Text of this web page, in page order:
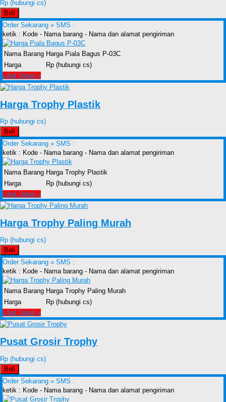
Rp (hubungi cs)
Beli
Order Sekarang » SMS :
ketik : Kode - Nama barang - Nama dan alamat pengiriman
Nama Barang Harga Piala Bagus P-03C
Harga
Rp (hubungi cs)
Lihat Detail »
Harga Trophy Plastik
Rp (hubungi cs)
Beli
Order Sekarang » SMS :
ketik : Kode - Nama barang - Nama dan alamat pengiriman
Nama Barang Harga Trophy Plastik
Harga
Rp (hubungi cs)
Lihat Detail »
Harga Trophy Paling Murah
Rp (hubungi cs)
Beli
Order Sekarang » SMS :
ketik : Kode - Nama barang - Nama dan alamat pengiriman
Nama Barang Harga Trophy Paling Murah
Harga
Rp (hubungi cs)
Lihat Detail »
Pusat Grosir Trophy
Rp (hubungi cs)
Beli
Order Sekarang » SMS :
ketik : Kode - Nama barang - Nama dan alamat pengiriman